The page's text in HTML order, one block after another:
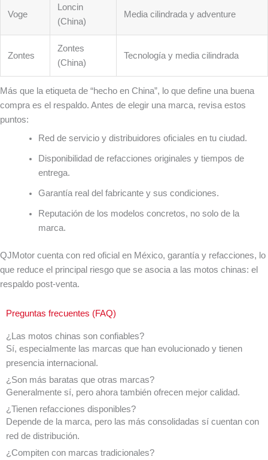
Voge
Loncin
(China)
Media cilindrada y adventure
Zontes
Zontes
(China)
Tecnología y media cilindrada
Más que la etiqueta de “hecho en China”, lo que define una buena
compra es el respaldo. Antes de elegir una marca, revisa estos
puntos:
Red de servicio y distribuidores oficiales en tu ciudad.
Disponibilidad de refacciones originales y tiempos de
entrega.
Garantía real del fabricante y sus condiciones.
Reputación de los modelos concretos, no solo de la
marca.
QJMotor cuenta con red oficial en México, garantía y refacciones, lo
que reduce el principal riesgo que se asocia a las motos chinas: el
respaldo post-venta.
Preguntas frecuentes (FAQ)
¿Las motos chinas son confiables?
Sí, especialmente las marcas que han evolucionado y tienen
presencia internacional.
¿Son más baratas que otras marcas?
Generalmente sí, pero ahora también ofrecen mejor calidad.
¿Tienen refacciones disponibles?
Depende de la marca, pero las más consolidadas sí cuentan con
red de distribución.
¿Compiten con marcas tradicionales?